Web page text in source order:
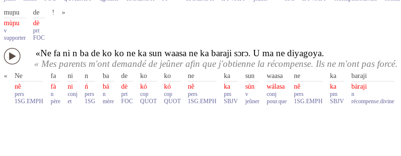
muɲu
mùɲu
v
supporter
de
dè
prt
FOC
! »
«Ne fa ni n ba de ko ko ne ka sun waasa ne ka baraji sɔrɔ. U ma ne diyagoya.
« Mes parents m'ont demandé de jeûner afin que j'obtienne la récompense. Ils ne m'ont pas forcé.
«
Ne
nê
pers
1SG.EMPH
fa
fà
n
père
ni
ni
conj
et
n
ń
pers
1SG
ba
bá
n
mère
de
dè
prt
FOC
ko
kó
cop
QUOT
ko
kó
cop
QUOT
ne
nê
pers
1SG.EMPH
ka
ka
pm
SBJV
sun
sún
v
jeûner
waasa
wálasa
conj
pour.que
ne
nê
pers
1SG.EMPH
ka
ka
pm
SBJV
baraji
bàraji
n
récompense.divine